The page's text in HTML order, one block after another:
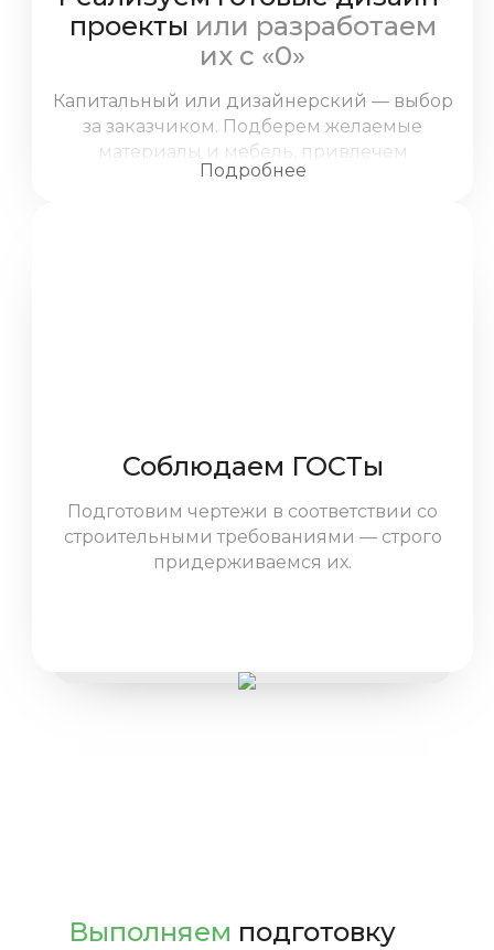
проекты или разработаем
их с «0»
Капитальный или дизайнерский — выбор
за заказчиком. Подберем желаемые
материалы и мебель, привлечем
экспертов для сложных работ, уделим
Подробнее
Соблюдаем ГОСТы
Подготовим чертежи в соответствии со
строительными требованиями — строго
придерживаемся их.
Выполняем подготовку